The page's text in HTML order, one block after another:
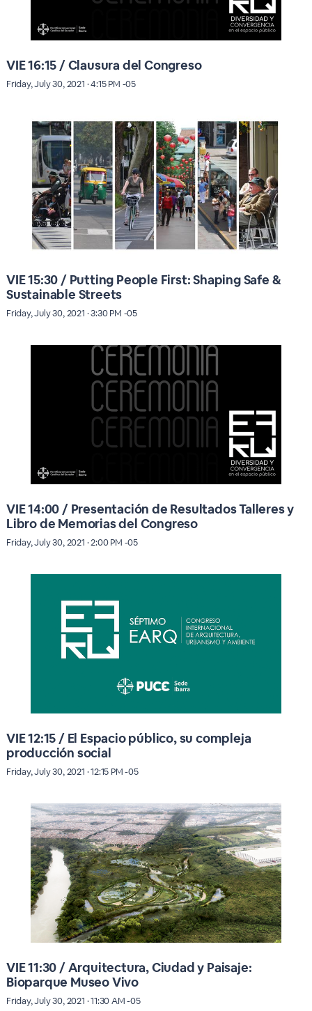
VIE 16:15 / Clausura del Congreso
Friday, July 30, 2021 · 4:15 PM -05
VIE 15:30 / Putting People First: Shaping Safe &
Sustainable Streets
Friday, July 30, 2021 · 3:30 PM -05
VIE 14:00 / Presentación de Resultados Talleres y
Libro de Memorias del Congreso
Friday, July 30, 2021 · 2:00 PM -05
VIE 12:15 / El Espacio público, su compleja
producción social
Friday, July 30, 2021 · 12:15 PM -05
VIE 11:30 / Arquitectura, Ciudad y Paisaje:
Bioparque Museo Vivo
Friday, July 30, 2021 · 11:30 AM -05